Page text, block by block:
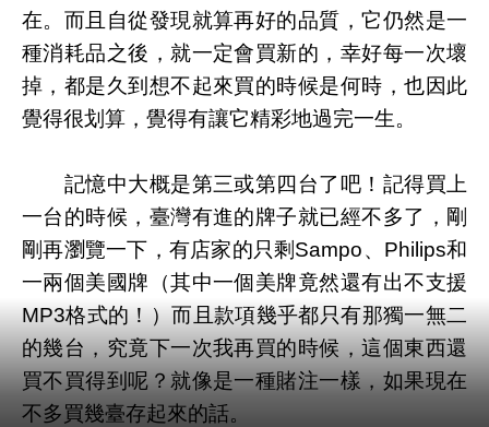
在。而且自從發現就算再好的品質，它仍然是一
種消耗品之後，就一定會買新的，幸好每一次壞
掉，都是久到想不起來買的時候是何時，也因此
覺得很划算，覺得有讓它精彩地過完一生。
記憶中大概是第三或第四台了吧！記得買上
一台的時候，臺灣有進的牌子就已經不多了，剛
剛再瀏覽一下，有店家的只剩Sampo、Philips和
一兩個美國牌（其中一個美牌竟然還有出不支援
MP3格式的！）而且款項幾乎都只有那獨一無二
的幾台，究竟下一次我再買的時候，這個東西還
買不買得到呢？就像是一種賭注一樣，如果現在
不多買幾臺存起來的話。